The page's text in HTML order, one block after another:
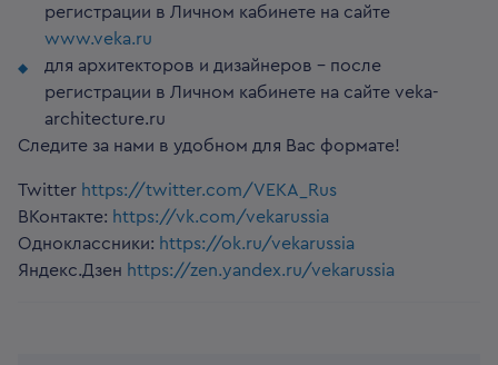
регистрации в Личном кабинете на сайте
www.veka.ru
для архитекторов и дизайнеров – после
регистрации в Личном кабинете на сайте veka-
architecture.ru
Следите за нами в удобном для Вас формате!
Twitter https://twitter.com/VEKA_Rus
ВКонтакте: https://vk.com/vekarussia
Одноклассники: https://ok.ru/vekarussia
Яндекс.Дзен https://zen.yandex.ru/vekarussia